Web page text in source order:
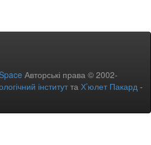
Авторські права © 2002-
інститутта Х’юлет Пакард -